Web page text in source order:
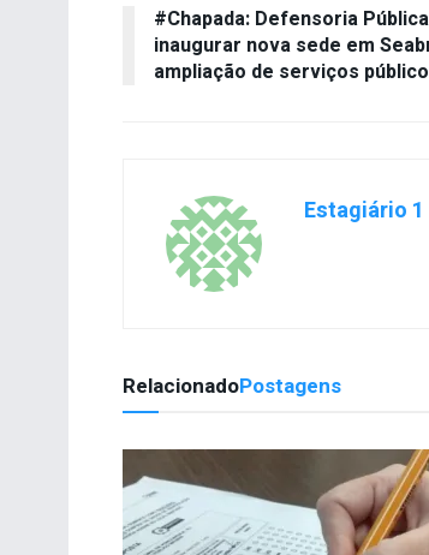
#Chapada: Defensoria
inaugurar nova sede em
ampliação de serviços
Estagiário 1
RelacionadoPostagens